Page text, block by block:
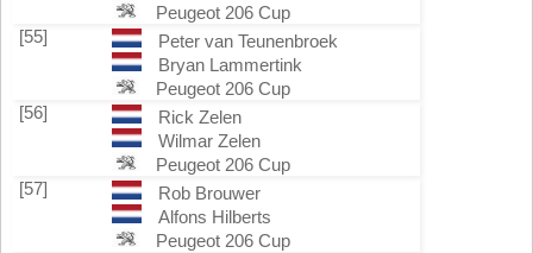
Peugeot 206 Cup
[55]
Peter van Teunenbroek
Bryan Lammertink
Peugeot 206 Cup
[56]
Rick Zelen
Wilmar Zelen
Peugeot 206 Cup
[57]
Rob Brouwer
Alfons Hilberts
Peugeot 206 Cup